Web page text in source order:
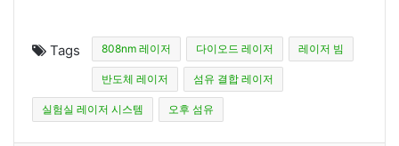
Tags 808nm 레이저 다이오드 레이저 레이저 빔
반도체 레이저 섬유 결합 레이저
실험실 레이저 시스템 오후 섬유